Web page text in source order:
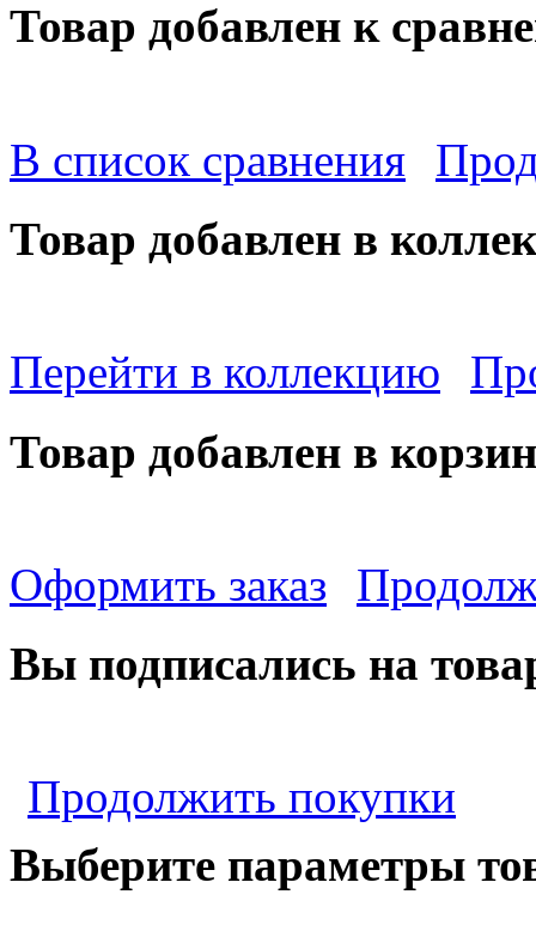
Товар добавлен к
В список сравнения
Товар добавлен в
Перейти в коллекцию
Товар добавлен в
Оформить заказ
Вы подписались на
Продолжить покупки
Выберите параметры